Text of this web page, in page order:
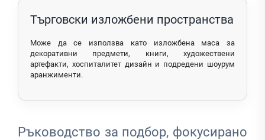
Търговски изложбени пространства
Може да се използва като изложбена маса за
декоративни предмети, книги, художествени
артефакти, хоспиталитет дизайн и подредени шоурум
аранжименти.
Ръководство за подбор, фокусирано